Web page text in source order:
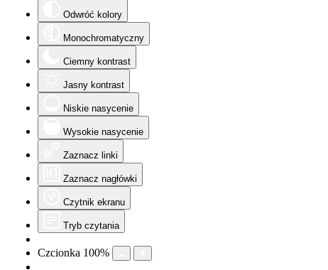
Odwróć kolory
Monochromatyczny
Ciemny kontrast
Jasny kontrast
Niskie nasycenie
Wysokie nasycenie
Zaznacz linki
Zaznacz nagłówki
Czytnik ekranu
Tryb czytania
Czcionka 100%